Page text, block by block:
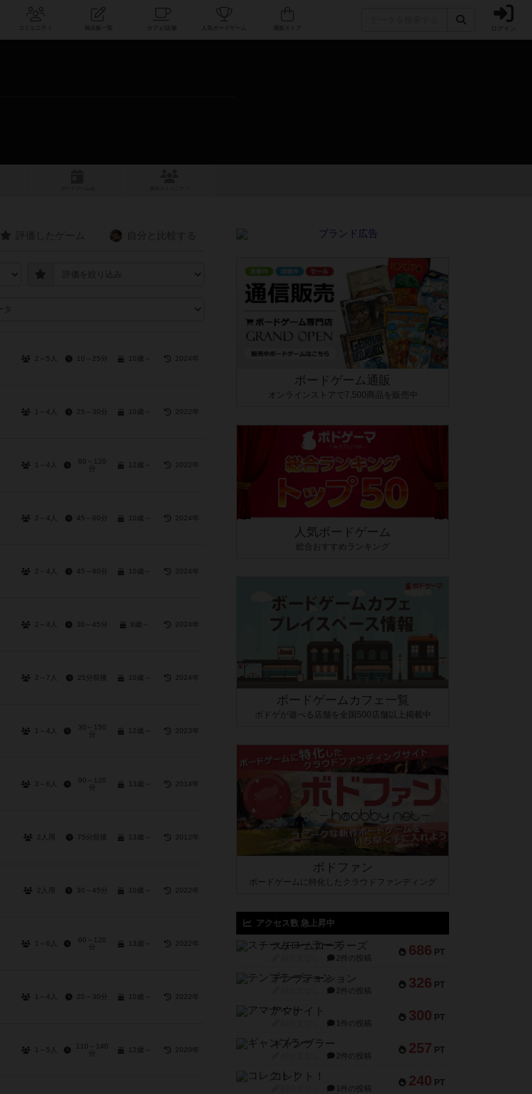
コミュニティ 人気ボードゲーム ログイン
2～5人 10～25分 10歳～ 2024年
1～4人 25～30分 10歳～ 2022年
1～4人
60～120
分
12歳～ 2022年
2～4人 45～60分 10歳～ 2024年
2～4人 45～90分 10歳～ 2024年
2～4人 30～45分 8歳～ 2024年
2～7人 25分前後 10歳～ 2024年
1～4人
30～150
分
12歳～ 2023年
3～6人
90～120
分
13歳～ 2014年
2人用 75分前後 13歳～ 2012年
2人用 30～45分 10歳～ 2022年
1～6人
60～120
分
13歳～ 2022年
1～4人 20～30分 10歳～ 2022年
1～5人
110～140
分
12歳～ 2020年
ボードゲーム通販
オンラインストアで7,500商品を販売中
人気ボードゲーム
総合おすすめランキング
ボードゲームカフェ一覧
ボドゲが遊べる店舗を全国500店舗以上掲載中
ボドファン
ボードゲームに特化したクラウドファンディング
アクセス数 急上昇中
686 PT
スチームローラーズ
2件の投稿
326 PT
テンプテーション
2件の投稿
300 PT
アマナイト
1件の投稿
257 PT
ギャンブラー
2件の投稿
240 PT
コレクト！
1件の投稿